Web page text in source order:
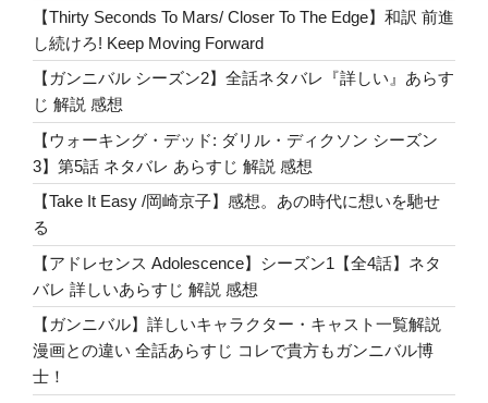
ネ
ル
サ
ン
ダ
ー
ス
Mrs.Colonel
Sanders
参
上！
ネ
タ
バ
レ
【Thirty Seconds To Mars/ Closer To The Edge】和訳 前進
し続けろ! Keep Moving Forward
【ガンニバル シーズン2】全話ネタバレ『詳しい』あらす
じ 解説 感想
【ウォーキング・デッド: ダリル・ディクソン シーズン
3】第5話 ネタバレ あらすじ 解説 感想
【Take It Easy /岡崎京子】感想。あの時代に想いを馳せ
る
【アドレセンス Adolescence】シーズン1【全4話】ネタ
バレ 詳しいあらすじ 解説 感想
【ガンニバル】詳しいキャラクター・キャスト一覧解説
漫画との違い 全話あらすじ コレで貴方もガンニバル博
士！